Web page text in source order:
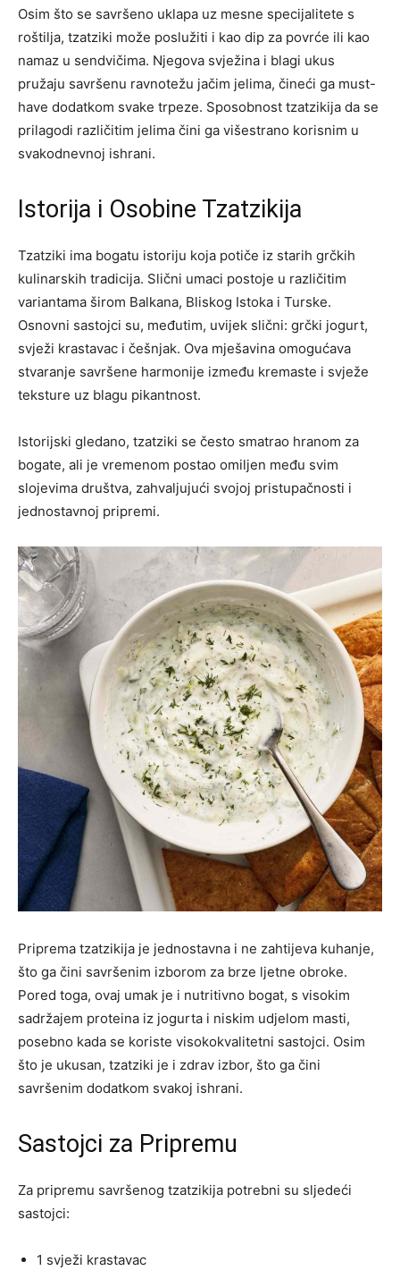
Osim što se savršeno uklapa uz mesne specijalitete s
roštilja, tzatziki može poslužiti i kao dip za povrće ili kao
namaz u sendvičima. Njegova svježina i blagi ukus
pružaju savršenu ravnotežu jačim jelima, čineći ga must-
have dodatkom svake trpeze. Sposobnost tzatzikija da se
prilagodi različitim jelima čini ga višestrano korisnim u
svakodnevnoj ishrani.
Istorija i Osobine Tzatzikija
Tzatziki ima bogatu istoriju koja potiče iz starih grčkih
kulinarskih tradicija. Slični umaci postoje u različitim
variantama širom Balkana, Bliskog Istoka i Turske.
Osnovni sastojci su, međutim, uvijek slični: grčki jogurt,
svježi krastavac i češnjak. Ova mješavina omogućava
stvaranje savršene harmonije između kremaste i svježe
teksture uz blagu pikantnost.
Istorijski gledano, tzatziki se često smatrao hranom za
bogate, ali je vremenom postao omiljen među svim
slojevima društva, zahvaljujući svojoj pristupačnosti i
jednostavnoj pripremi.
Priprema tzatzikija je jednostavna i ne zahtijeva kuhanje,
što ga čini savršenim izborom za brze ljetne obroke.
Pored toga, ovaj umak je i nutritivno bogat, s visokim
sadržajem proteina iz jogurta i niskim udjelom masti,
posebno kada se koriste visokokvalitetni sastojci. Osim
što je ukusan, tzatziki je i zdrav izbor, što ga čini
savršenim dodatkom svakoj ishrani.
Sastojci za Pripremu
Za pripremu savršenog tzatzikija potrebni su sljedeći
sastojci:
1 svježi krastavac